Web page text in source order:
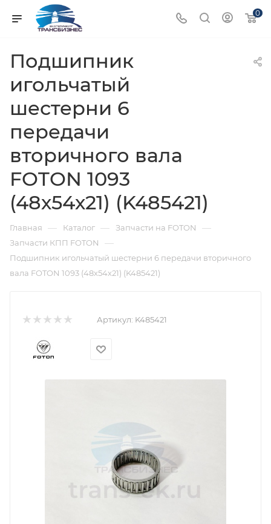
0
Подшипник
игольчатый
шестерни 6
передачи
вторичного вала
FOTON 1093
(48х54х21) (K485421)
Главная — Каталог — Запчасти на FOTON —
Запчасти КПП FOTON —
Подшипник игольчатый шестерни 6 передачи вторичного
вала FOTON 1093 (48х54х21) (K485421)
Артикул: K485421